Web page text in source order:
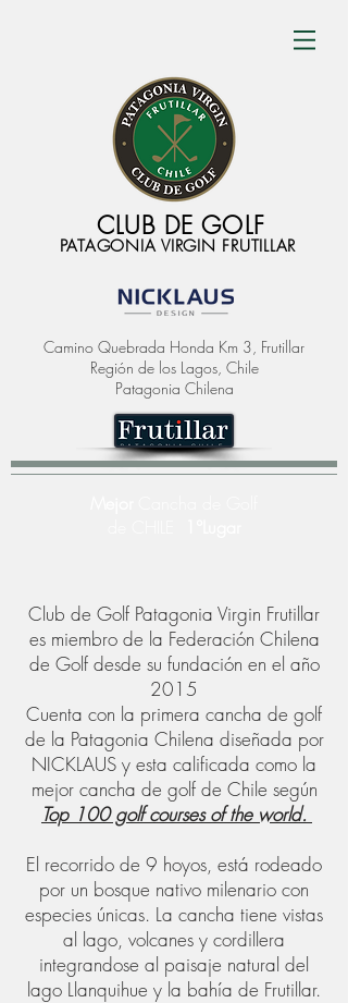
CLUB DE GOLF
PATAGONIA VIRGIN FRUTILLAR
Camino Quebrada Honda Km 3, Frutillar
Región de los Lagos, Chile
Patagonia Chilena
Club de Golf Patagonia Virgin Frutillar
es miembro de la Federación Chilena
de Golf desde su fundación en el año
2015
Cuenta con la primera cancha de golf
de la Patagonia Chilena diseñada por
NICKLAUS y esta calificada como la
mejor cancha de golf de Chile según
Top 100 golf courses of the world.
El recorrido de 9 hoyos, está rodeado
por un bosque nativo milenario con
especies únicas. La cancha tiene vistas
al lago, volcanes y cordillera
integrandose al paisaje natural del
lago Llanquihue y la bahía de Frutillar.